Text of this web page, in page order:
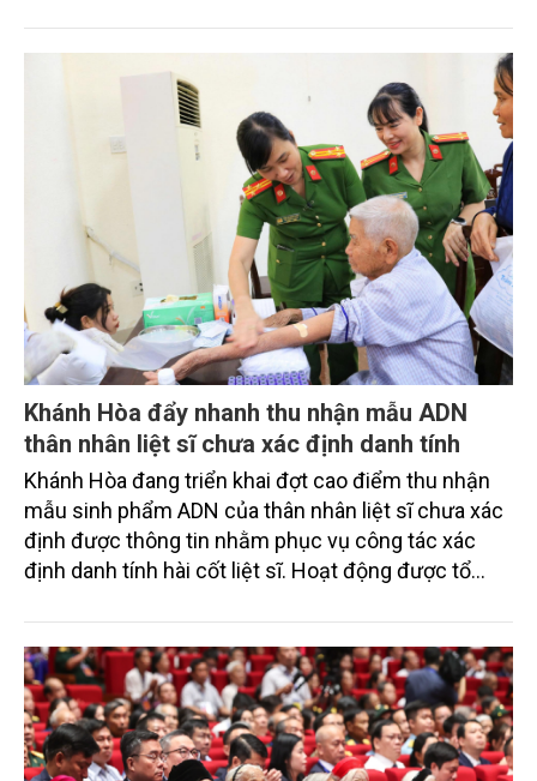
chính sách ông Lâm A Ịnh, sinh năm 1975, dân tộc
Tày, là thân nhân người có công với cách mạng, trú
tại thôn Đội 2, xã Bản Liền, với sự đồng hành tài trợ
của Công ty Cổ phần Him Lam.
Khánh Hòa đẩy nhanh thu nhận mẫu ADN
thân nhân liệt sĩ chưa xác định danh tính
Khánh Hòa đang triển khai đợt cao điểm thu nhận
mẫu sinh phẩm ADN của thân nhân liệt sĩ chưa xác
định được thông tin nhằm phục vụ công tác xác
định danh tính hài cốt liệt sĩ. Hoạt động được tổ
quá trình tìm kiếm, quy tập, xác định danh tính liệt sĩ,
đáp ứng nguyện vọng của thân nhân các gia đình và
thể hiện đạo lý "Uống nước nhớ nguồn" của dân tộc.